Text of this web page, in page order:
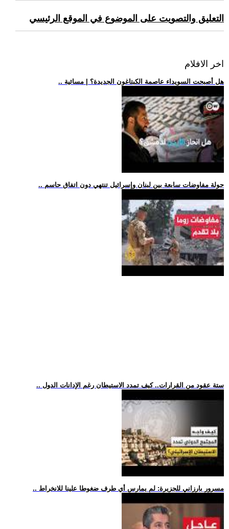
التعليق والتصويت على الموضوع في الموقع الرئيسي
اخر الافلام
.. هل أصبحت السويداء عاصمة الكبتاغون الجديدة؟ | مسائية
.. جولة مفاوضات سابعة بين لبنان وإسرائيل تنتهي دون اتفاق حاسم
.. ستة عقود من القرارات.. كيف تمدد الاستيطان رغم الإدانات الدول
.. مسرور بارزاني للجزيرة: لم يمارس أي طرف ضغوطا علينا للانخراط